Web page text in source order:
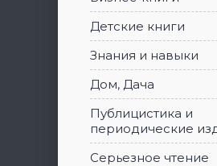
Детские книги
Знания и навыки
Дом, Дача
Публицистика и
периодические
Серьезное чтение